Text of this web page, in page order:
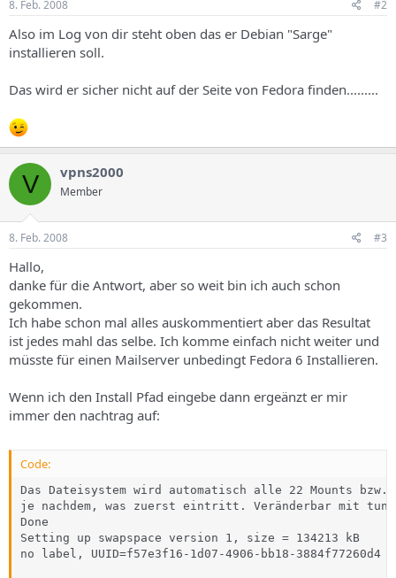
8. Feb. 2008 #2
Also im Log von dir steht oben das er Debian "Sarge"
installieren soll.
Das wird er sicher nicht auf der Seite von Fedora finden.........
V vpns2000
Member
8. Feb. 2008 #3
Hallo,
danke für die Antwort, aber so weit bin ich auch schon
gekommen.
Ich habe schon mal alles auskommentiert aber das Resultat
ist jedes mahl das selbe. Ich komme einfach nicht weiter und
müsste für einen Mailserver unbedingt Fedora 6 Installieren.
Wenn ich den Install Pfad eingebe dann ergeänzt er mir
immer den nachtrag auf:
Code:
Das Dateisystem wird automatisch alle 22 Mounts
je nachdem, was zuerst eintritt. Veränderbar mit
Done
Setting up swapspace version 1, size = 134213 kB
no label, UUID=f57e3f16-1d07-4906-bb18-3884f77260d4